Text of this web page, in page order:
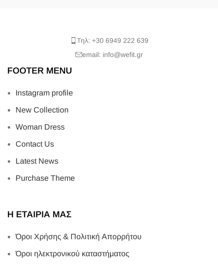
Τηλ: +30 6949 222 639
email: info@wefit.gr
FOOTER MENU
Instagram profile
New Collection
Woman Dress
Contact Us
Latest News
Purchase Theme
Η ΕΤΑΙΡΙΑ ΜΑΣ
Όροι Χρήσης & Πολιτική Απορρήτου
Όροι ηλεκτρονικού καταστήματος